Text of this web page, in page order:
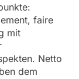
faire
mit
Netto
dem